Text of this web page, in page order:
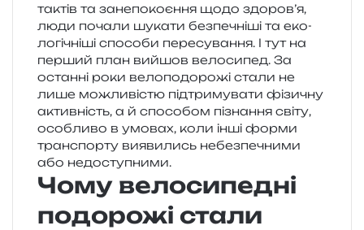
та­ктів та зане­по­ко­є­н­ня щодо здоров’я,
люди поча­ли шука­ти без­пе­чні­ші та еко­
ло­гі­чні­ші спосо­би пере­су­ва­н­ня. І тут на
пер­ший план вийшов вело­си­пед. За
остан­ні роки вело­по­до­ро­жі стали не
лише можли­ві­стю під­три­му­ва­ти фізи­чну
актив­ність, а й спосо­бом пізна­н­ня світу,
осо­бли­во в умо­вах, коли інші форми
транс­пор­ту вияви­лись небез­пе­чни­ми
або недоступними.
Чому велосипедні
подорожі стали